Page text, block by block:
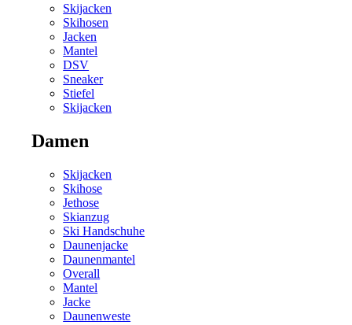
Skijacken
Skihosen
Jacken
Mantel
DSV
Sneaker
Stiefel
Skijacken
Damen
Skijacken
Skihose
Jethose
Skianzug
Ski Handschuhe
Daunenjacke
Daunenmantel
Overall
Mantel
Jacke
Daunenweste